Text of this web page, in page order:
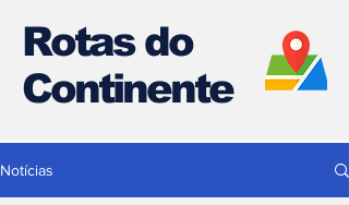
Rotas do
Continente
Notícias